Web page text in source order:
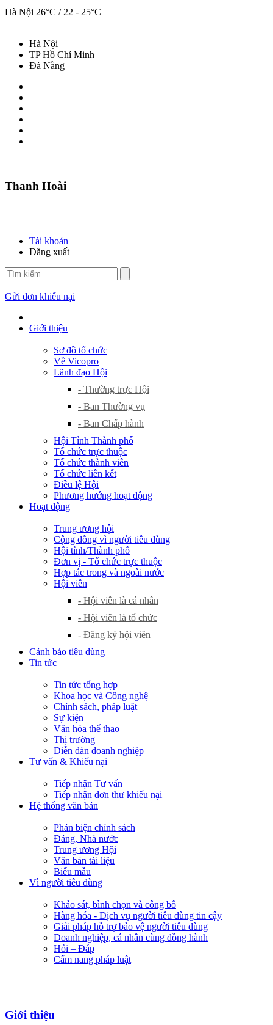
Hà Nội 26°C / 22 - 25°C
Hà Nội
TP Hồ Chí Minh
Đà Nẵng
Thanh Hoài
Tài khoản
Đăng xuất
Gửi đơn khiếu nại
Giới thiệu
Sơ đồ tổ chức
Về Vicopro
Lãnh đạo Hội
- Thường trực Hội
- Ban Thường vụ
- Ban Chấp hành
Hội Tỉnh Thành phố
Tổ chức trực thuộc
Tổ chức thành viên
Tổ chức liên kết
Điều lệ Hội
Phương hướng hoạt động
Hoạt động
Trung ương hội
Cộng đồng vì người tiêu dùng
Hội tỉnh/Thành phố
Đơn vị - Tổ chức trực thuộc
Hợp tác trong và ngoài nước
Hội viên
- Hội viên là cá nhân
- Hội viên là tổ chức
- Đăng ký hội viên
Cảnh báo tiêu dùng
Tin tức
Tin tức tổng hợp
Khoa học và Công nghệ
Chính sách, pháp luật
Sự kiện
Văn hóa thể thao
Thị trường
Diễn đàn doanh nghiệp
Tư vấn & Khiếu nại
Tiếp nhận Tư vấn
Tiếp nhận đơn thư khiếu nại
Hệ thống văn bản
Phản biện chính sách
Đảng, Nhà nước
Trung ương Hội
Văn bản tài liệu
Biểu mẫu
Vì người tiêu dùng
Khảo sát, bình chọn và công bố
Hàng hóa - Dịch vụ người tiêu dùng tin cậy
Giải pháp hỗ trợ bảo vệ người tiêu dùng
Doanh nghiệp, cá nhân cùng đồng hành
Hỏi – Đáp
Cẩm nang pháp luật
Giới thiệu